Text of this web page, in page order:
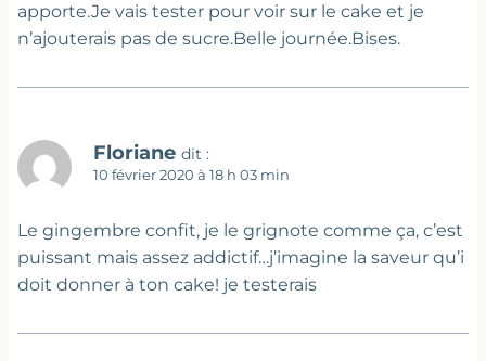
apporte.Je vais tester pour voir sur le cake et je
n’ajouterais pas de sucre.Belle journée.Bises.
Floriane dit :
10 février 2020 à 18 h 03 min
Le gingembre confit, je le grignote comme ça, c’est
puissant mais assez addictif…j’imagine la saveur qu’i
doit donner à ton cake! je testerais